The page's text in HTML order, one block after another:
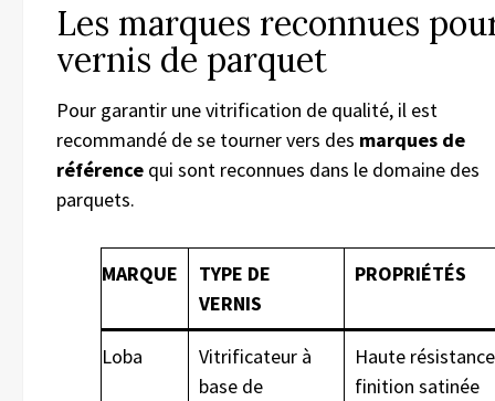
Les marques reconnues
vernis de parquet
Pour garantir une vitrification de qualité, il est
recommandé de se tourner vers des marques de
référence qui sont reconnues dans le domaine des
parquets.
MARQUE
TYPE DE
VERNIS
PROPRIÉTÉS
Loba
Vitrificateur à
base de
Haute
finition satinée